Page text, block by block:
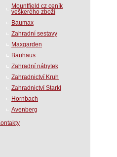
Mountfield cz ceník
veškerého zboží
Baumax
Zahradní sestavy
Maxgarden
Bauhaus
Zahradní nábytek
Zahradnictví Kruh
Zahradnictví Starkl
Hornbach
Avenberg